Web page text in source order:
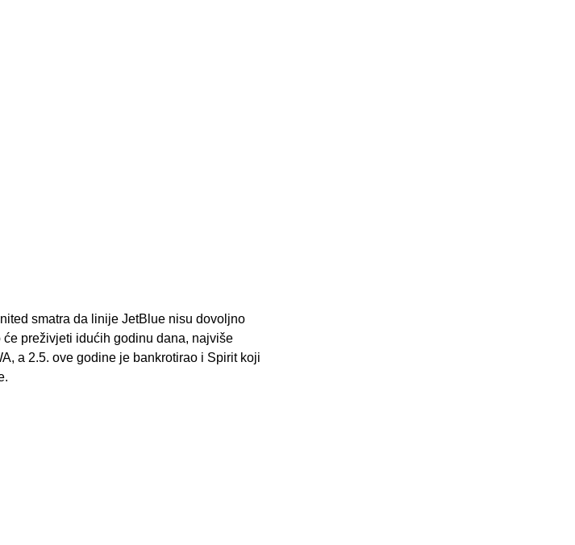
smatra da linije JetBlue nisu dovoljno
preživjeti idućih godinu dana, najviše
a 2.5. ove godine je bankrotirao i Spirit koji